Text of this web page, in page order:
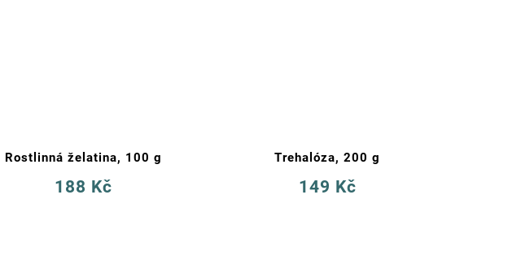
Rostlinná želatina, 100 g
188 Kč
Trehalóza, 200 g
149 Kč